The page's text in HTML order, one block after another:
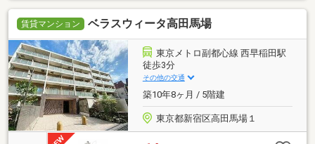
賃貸マンション ベラスウィータ高田馬場
東京メトロ副都心線 西早稲田駅
徒歩3分
その他の交通
築10年8ヶ月 / 5階建
東京都新宿区高田馬場１